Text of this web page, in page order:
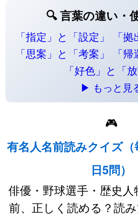
🔍 言葉の違い・
「指定」と「設定」
「
「思案」と「考案」
「
「好色」と「放
▶ もっと見
🎮
有名人名前読みクイズ（
日5問）
俳優・野球選手・歴史
前、正しく読める？読み